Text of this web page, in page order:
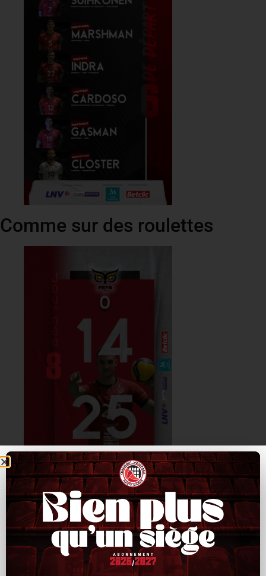
Comme sur des roulettes
Lors de ce premier set, ce sont les locaux qui font la course en
tête, 3-1, mais se font rapidement rattraper par des
Chaumontais réalistes avec notemment 2 aces de Cardoso, 7-